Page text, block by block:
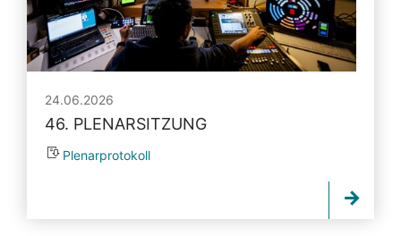
24.06.2026
46. PLENARSITZUNG
Plenarprotokoll